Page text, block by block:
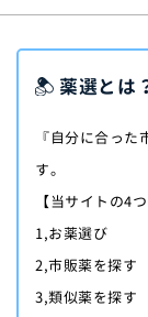
薬選とは
『自分に合っ
す。
【当サイトの4
1,お薬選び
2,市販薬を探す
3,類似薬を探す